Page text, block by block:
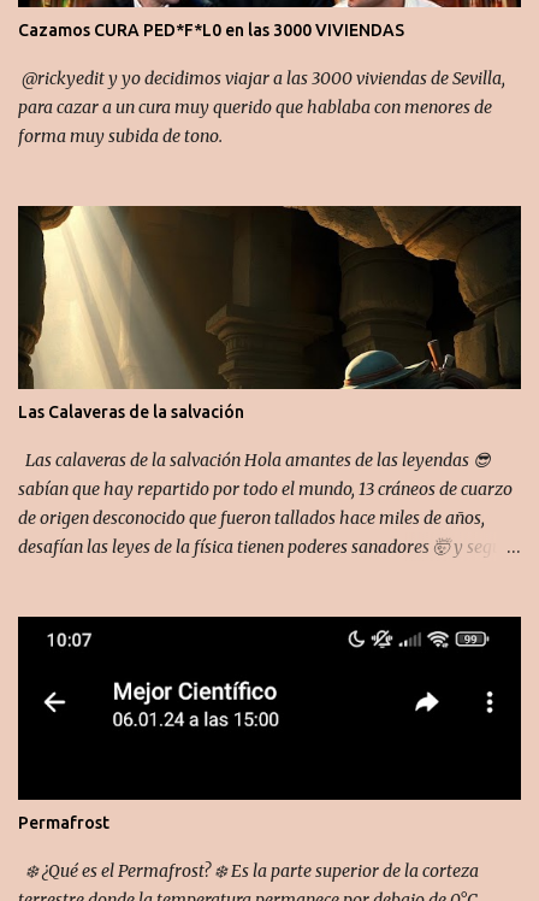
Cazamos CURA PED*F*L0 en las 3000 VIVIENDAS
​ ‪@rickyedit‬ y yo decidimos viajar a las 3000 viviendas de Sevilla,
para cazar a un cura muy querido que hablaba con menores de
forma muy subida de tono.
Las Calaveras de la salvación
Las calaveras de la salvación Hola amantes de las leyendas 😎
sabían que hay repartido por todo el mundo, 13 cráneos de cuarzo
de origen desconocido que fueron tallados hace miles de años,
desafían las leyes de la física tienen poderes sanadores 🤯 y segun
famoso es la calavera del destino, Descubierta por la hija adoptiva
ciudad maya de lubaantun El 01/01/1924.
Permafrost
❄️ ¿Qué es el Permafrost? ❄️ Es la parte superior de la corteza